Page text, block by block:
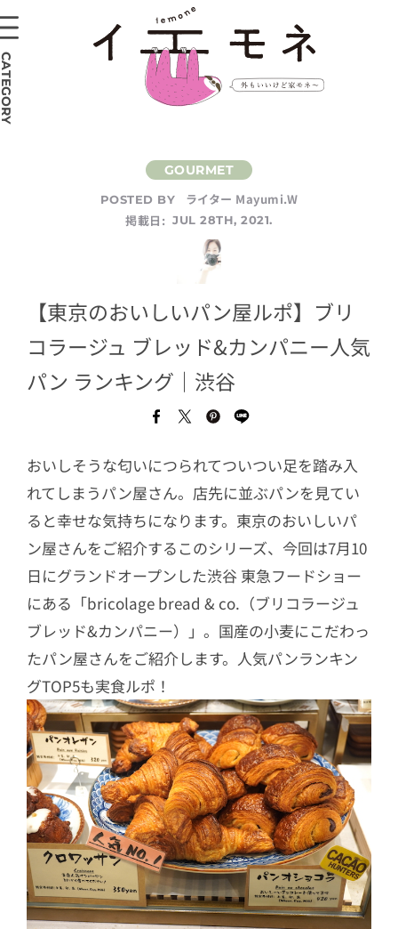
POSTED BY
ライター Mayumi.W
掲載日: JUL 28TH, 2021.
【東京のおいしいパン屋ルポ】ブリ
コラージュ ブレッド&カンパニー人気
パン ランキング｜渋谷
おいしそうな匂いにつられてついつい足を踏み入
れてしまうパン屋さん。店先に並ぶパンを見てい
ると幸せな気持ちになります。東京のおいしいパ
ン屋さんをご紹介するこのシリーズ、今回は7月10
日にグランドオープンした渋谷 東急フードショー
にある「bricolage bread & co.（ブリコラージュ
ブレッド&カンパニー）」。国産の小麦にこだわっ
たパン屋さんをご紹介します。人気パンランキン
グTOP5も実食ルポ！